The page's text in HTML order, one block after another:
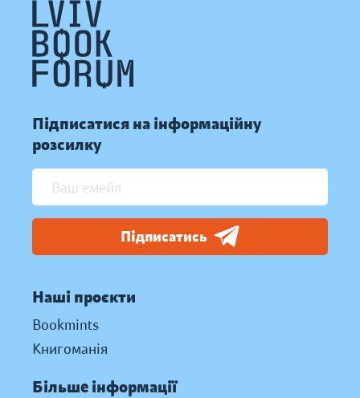
Підписатися на інформаційну
розсилку
Підписатись
Наші проєкти
Bookmints
Книгоманія
Більше інформації